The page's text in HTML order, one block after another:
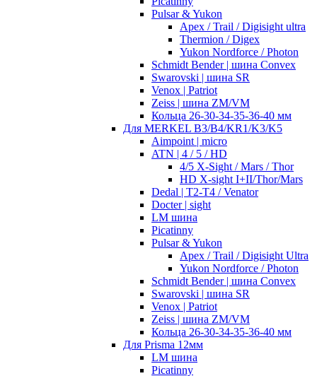
Pulsar & Yukon
Apex / Trail / Digisight ultra
Thermion / Digex
Yukon Nordforce / Photon
Schmidt Bender | шина Convex
Swarovski | шина SR
Venox | Patriot
Zeiss | шина ZM/VM
Кольца 26-30-34-35-36-40 мм
Для MERKEL B3/B4/KR1/K3/K5
Aimpoint | micro
ATN | 4 / 5 / HD
4/5 X-Sight / Mars / Thor
HD X-sight I+II/Thor/Mars
Dedal | T2-T4 / Venator
Docter | sight
LM шина
Picatinny
Pulsar & Yukon
Apex / Trail / Digisight Ultra
Yukon Nordforce / Photon
Schmidt Bender | шина Convex
Swarovski | шина SR
Venox | Patriot
Zeiss | шина ZM/VM
Кольца 26-30-34-35-36-40 мм
Для Prisma 12мм
LM шина
Picatinny